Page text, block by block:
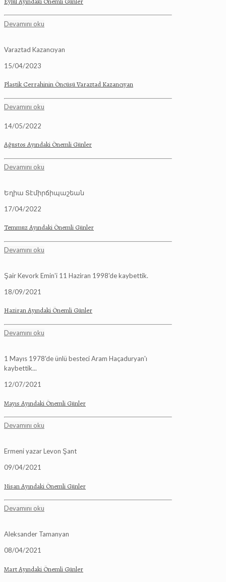
Devamını oku
Varaztad Kazancıyan
15/04/2023
Plastik Cerrahinin Öncüsü Varaztad Kazancıyan
Devamını oku
14/05/2022
Ağustos Ayındaki Önemli Günler
Devamını oku
Եղիա Տէմիրճիպաշեան
17/04/2022
Temmuz Ayındaki Önemli Günler
Devamını oku
Şair Kevork Emin'i 11 Haziran 1998'de kaybettik.
18/09/2021
Haziran Ayındaki Önemli Günler
Devamını oku
1 Mayıs 1978'de ünlü besteci Aram Haçaduryan'ı
kaybettik...
12/07/2021
Mayıs Ayındaki Önemli Günler
Devamını oku
Ermeni yazar Levon Şant
09/04/2021
Nisan Ayındaki Önemli Günler
Devamını oku
Aleksander Tamanyan
08/04/2021
Mart Ayındaki Önemli Günler